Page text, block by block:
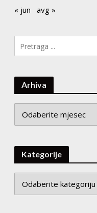
« jun avg »
Arhiva
Kategorije